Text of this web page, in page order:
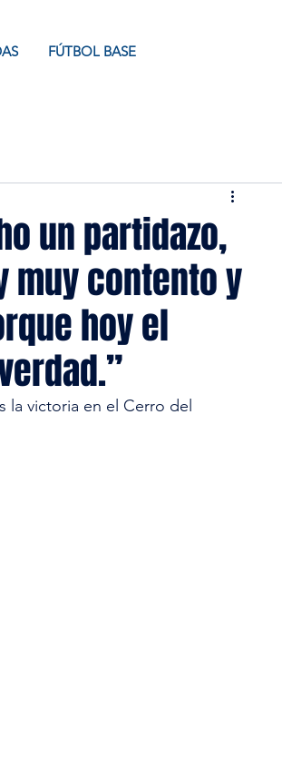
FÚTBOL BASE
un partidazo,
muy contento y
hoy el
la victoria en el Cerro del